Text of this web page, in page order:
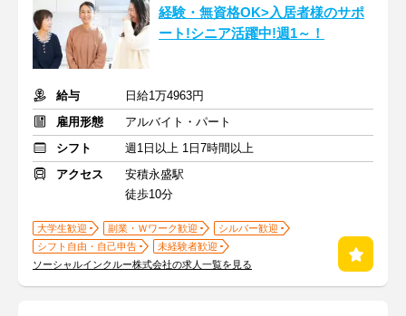
経験・無資格OK>入居者様のサポ
ート!シニア活躍中!週1～！
給与
日給1万4963円
雇用形態
アルバイト・パート
シフト
週1日以上 1日7時間以上
アクセス
安積永盛駅
徒歩10分
大学生歓迎 副業・Ｗワーク歓迎
シルバー歓迎
シフト自由・自己申告
未経験者歓迎
ソーシャルインクルー株式会社の求人一覧を見る